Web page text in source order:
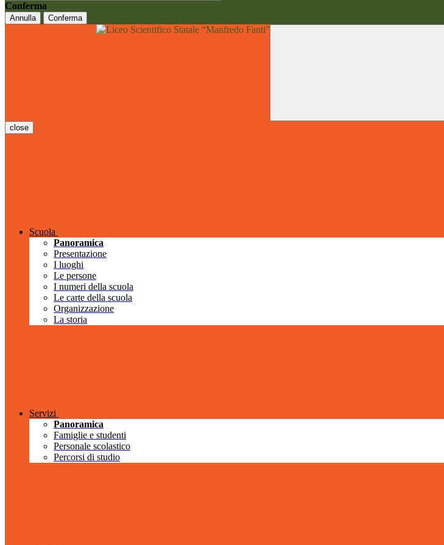
Conferma
Annulla Conferma
close
Scuola
Panoramica
Presentazione
I luoghi
Le persone
I numeri della scuola
Le carte della scuola
Organizzazione
La storia
Servizi
Panoramica
Famiglie e studenti
Personale scolastico
Percorsi di studio